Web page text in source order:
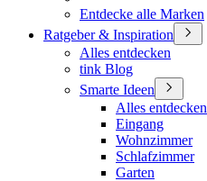
Entdecke alle Marken
Ratgeber & Inspiration
Alles entdecken
tink Blog
Smarte Ideen
Alles entdecken
Eingang
Wohnzimmer
Schlafzimmer
Garten